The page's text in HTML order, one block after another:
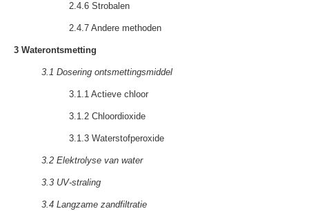
2.4.6 Strobalen
2.4.7 Andere methoden
3 Waterontsmetting
3.1 Dosering ontsmettingsmiddel
3.1.1 Actieve chloor
3.1.2 Chloordioxide
3.1.3 Waterstofperoxide
3.2 Elektrolyse van water
3.3 UV-straling
3.4 Langzame zandfiltratie